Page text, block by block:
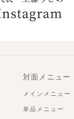
対面メニュー
メインメニュー
単品メニュー